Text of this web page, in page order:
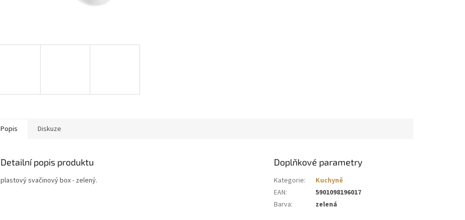
Popis Diskuze
Detailní popis produktu
plastový svačinový box - zelený.
Doplňkové parametry
Kategorie:
Kuchyně
EAN:
5901098196017
Barva: zelená